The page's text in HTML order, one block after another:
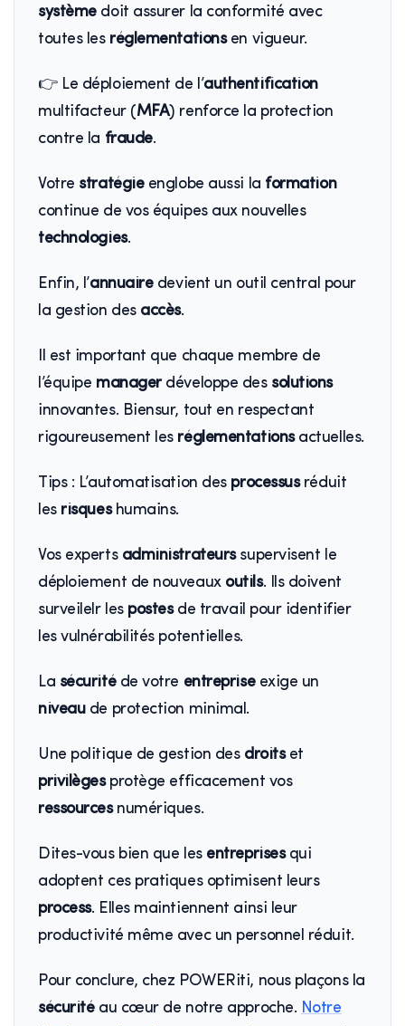
systèmedoit assurer la conformité avec
toutes les réglementationsen vigueur.
👉 Le déploiement de l’authentification
multifacteur (MFA) renforce la protection
contre la fraude.
Votre stratégieenglobe aussi la formation
continue de vos équipes aux nouvelles
technologies.
Enfin, l’annuairedevient un outil central pour
la gestion des accès.
Il est important que chaque membre de
l’équipe managerdéveloppe des solutions
innovantes. Biensur, tout en respectant
rigoureusement les réglementationsactuelles.
Tips : L’automatisation des processusréduit
les risqueshumains.
Vos experts administrateurssupervisent le
déploiement de nouveaux outils. Ils doivent
surveilelr les postesde travail pour identifier
les vulnérabilités potentielles.
La sécuritéde votre entrepriseexige un
niveaude protection minimal.
Une politique de gestion des droitset
privilègesprotège efficacement vos
ressourcesnumériques.
Dites-vous bien que les entreprisesqui
adoptent ces pratiques optimisent leurs
process. Elles maintiennent ainsi leur
productivité même avec un personnel réduit.
Pour conclure, chez POWERiti, nous plaçons la
sécuritéau cœur de notre approche. Notre